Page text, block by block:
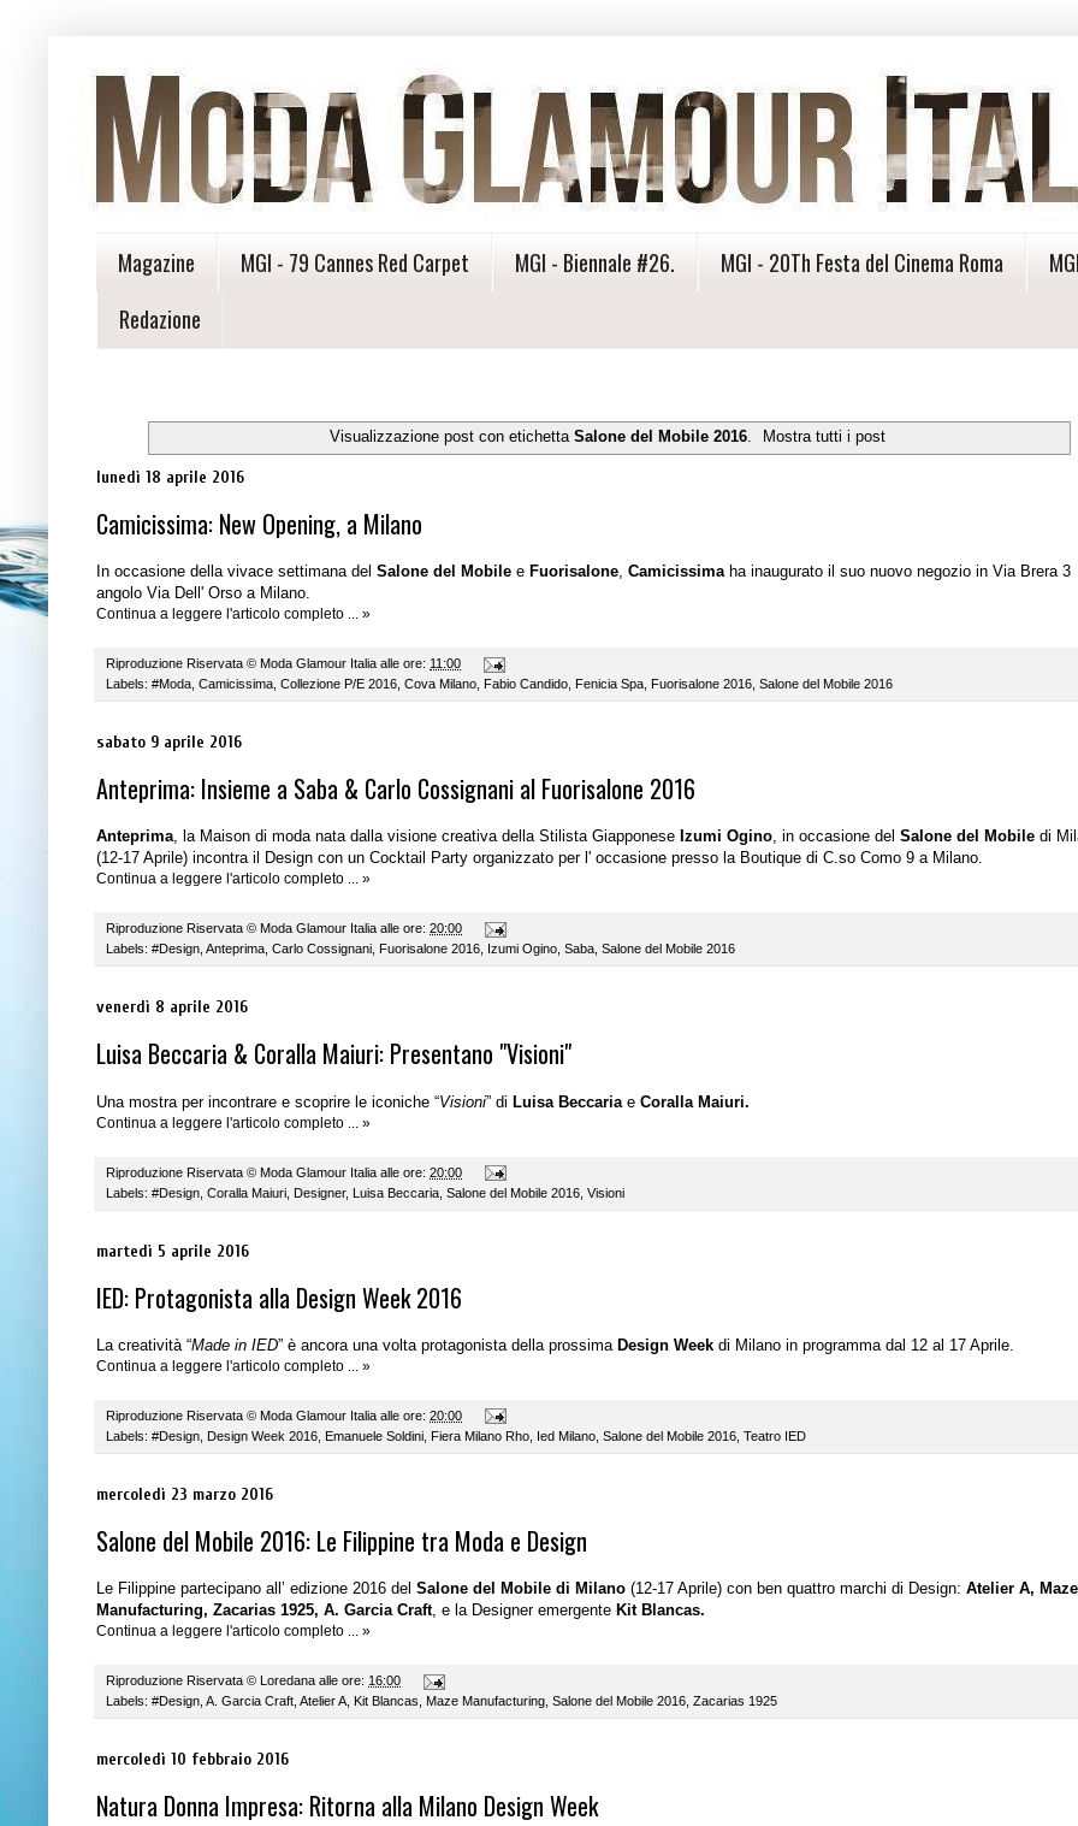
Magazine MGI - 79 Cannes Red Carpet MGI - Biennale #26. MGI - 20Th Festa del Cinema Roma
Redazione
Visualizzazione post con etichetta Salone del Mobile 2016. Mostra tutti i post
lunedì 18 aprile 2016
Camicissima: New Opening, a Milano
In occasione della vivace settimana del Salone del Mobile e Fuorisalone, Camicissimaha inaugurato il suo nuovo negozio in Via Brera 3
angolo Via Dell' Orso a Milano.
Continua a leggere l'articolo completo ... »
Riproduzione Riservata © Moda Glamour Italia alle ore: 11:00
Labels: #Moda Camicissima Collezione P/E 2016 Cova Milano Fabio Candido Fenicia Spa Fuorisalone 2016 Salone del Mobile 2016
sabato 9 aprile 2016
Anteprima: Insieme a Saba & Carlo Cossignani al Fuorisalone 2016
Anteprima, la Maison di moda nata dalla visione creativa della Stilista Giapponese Izumi Ogino, in occasione del Salone del Mobile di
(12-17 Aprile) incontra il Design con un Cocktail Party organizzato per l' occasione presso la Boutique di C.so Como 9 a Milano.
Continua a leggere l'articolo completo ... »
Riproduzione Riservata © Moda Glamour Italia alle ore: 20:00
Labels: #Design, Anteprima, Carlo Cossignani, Fuorisalone 2016, Izumi Ogino, Saba, Salone del Mobile 2016
venerdì 8 aprile 2016
Luisa Beccaria & Coralla Maiuri: Presentano "Visioni"
Una mostra per incontrare e scoprire le iconiche “Visioni” di Luisa Beccaria e Coralla Maiuri.
Continua a leggere l'articolo completo ... »
Riproduzione Riservata © Moda Glamour Italia alle ore: 20:00
Labels: #Design Coralla Maiuri Designer, Luisa Beccaria Salone del Mobile 2016 Visioni
martedì 5 aprile 2016
IED: Protagonista alla Design Week 2016
La creatività “Made in IED” è ancora una volta protagonista della prossima Design Week di Milano in programma dal 12 al 17 Aprile.
Continua a leggere l'articolo completo ... »
Riproduzione Riservata © Moda Glamour Italia alle ore: 20:00
Labels: #Design Design Week 2016 Emanuele Soldini Fiera Milano Rho Ied Milano Salone del Mobile 2016 Teatro IED
mercoledì 23 marzo 2016
Salone del Mobile 2016: Le Filippine tra Moda e Design
Le Filippine partecipano all’ edizione 2016 del Salone del Mobile di Milano (12-17 Aprile) con ben quattro marchi di Design: Atelier A, Maze
Manufacturing, Zacarias 1925, A. Garcia Craft, e la Designer emergente Kit Blancas.
Continua a leggere l'articolo completo ... »
Riproduzione Riservata © Loredana alle ore: 16:00
Labels: #Design A. Garcia Craft Atelier A Kit Blancas Maze Manufacturing Salone del Mobile 2016 Zacarias 1925
mercoledì 10 febbraio 2016
Natura Donna Impresa: Ritorna alla Milano Design Week